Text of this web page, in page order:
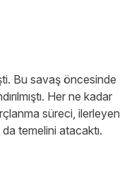
Bu savaş öncesinde
Her ne kadar
süreci, ilerleyen
temelini atacaktı.